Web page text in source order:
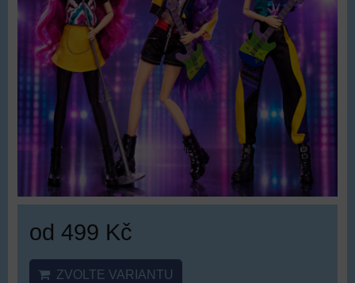
od 499 Kč
ZVOLTE VARIANTU